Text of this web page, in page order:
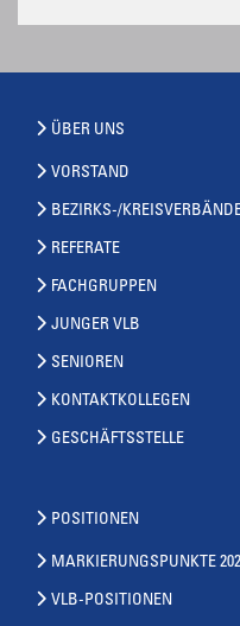
ÜBER UNS
VORSTAND
BEZIRKS-/
REFERATE
FACHGRUPPEN
JUNGER VLB
SENIOREN
KONTAKTKOLLEGEN
GESCHÄFTSSTELLE
POSITIONEN
MARKIERUNGSPUNKTE
VLB-POSITIONEN